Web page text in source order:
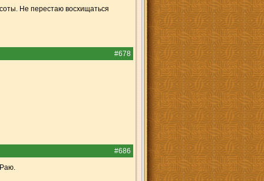
Не перестаю восхищаться
#678
#686